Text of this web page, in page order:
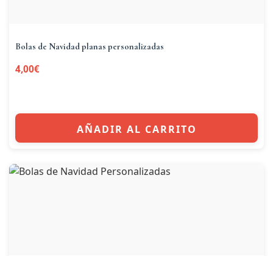
Bolas de Navidad planas personalizadas
4,00€
AÑADIR AL CARRITO